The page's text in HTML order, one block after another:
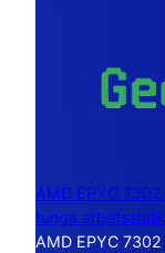
AMD EPYC
tunga
AMD EPYC